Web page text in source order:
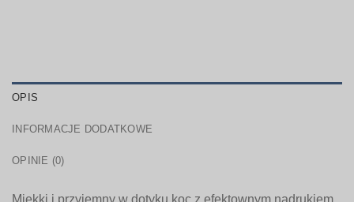
OPIS
INFORMACJE DODATKOWE
OPINIE (0)
Miękki i przyjemny w dotyku koc z efektownym nadrukiem